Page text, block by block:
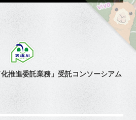
推進委託業務」受託コンソーシアム